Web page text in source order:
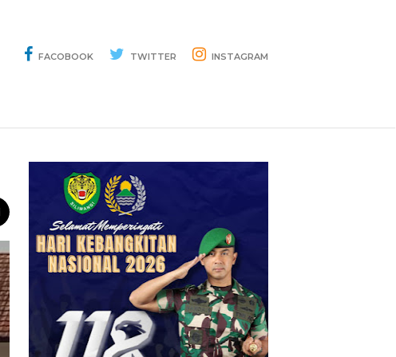
FACOBOOK TWITTER INSTAGRAM